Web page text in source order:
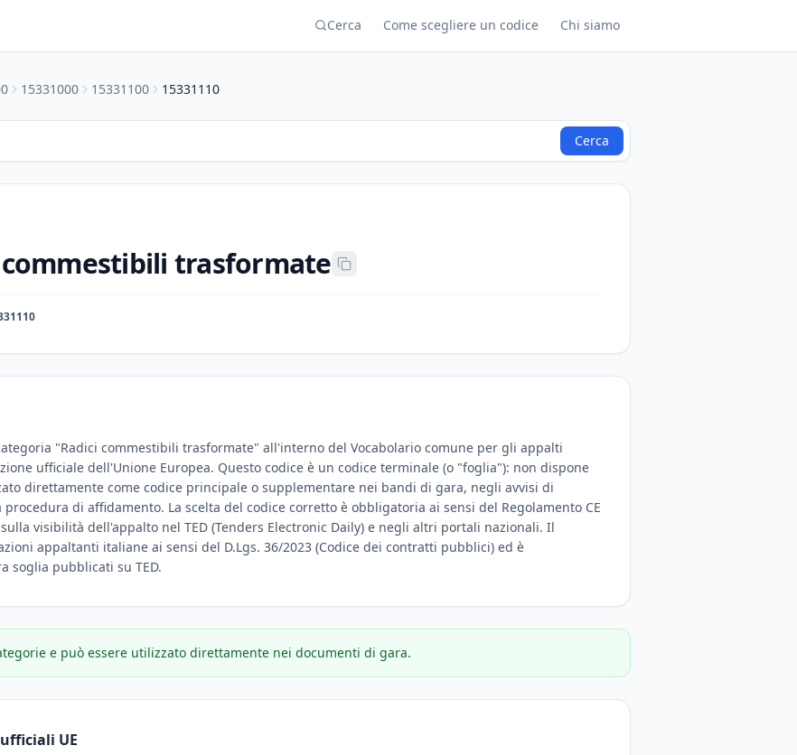
Cerca Come scegliere un codice Chi siamo
15331000 15331100 15331110
Cerca
commestibili trasformate
"Radici commestibili trasformate" all'interno del Vocabolario comune per gli appalti
ufficiale dell'Unione Europea. Questo codice è un codice terminale (o "foglia"): non dispone
direttamente come codice principale o supplementare nei bandi di gara, negli avvisi di
di affidamento. La scelta del codice corretto è obbligatoria ai sensi del Regolamento CE
visibilità dell'appalto nel TED (Tenders Electronic Daily) e negli altri portali nazionali. Il
appaltanti italiane ai sensi del D.Lgs. 36/2023 (Codice dei contratti pubblici) ed è
soglia pubblicati su TED.
e può essere utilizzato direttamente nei documenti di gara.
UE